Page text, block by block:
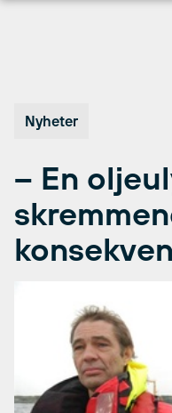
Nyheter
– En